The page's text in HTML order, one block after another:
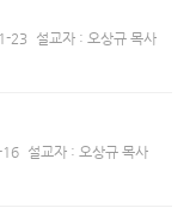
23 설교자 : 오상규 목사
16 설교자 : 오상규 목사